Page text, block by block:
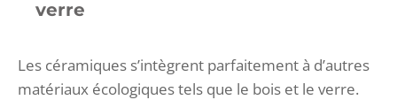
verre
Les céramiques s’intègrent parfaitement à d’autres
matériaux écologiques tels que le bois et le verre.